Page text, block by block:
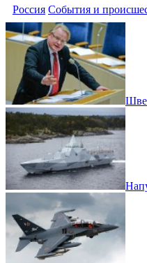
Россия События и